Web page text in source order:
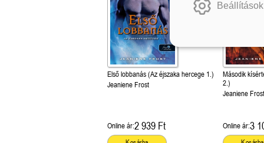
Első lobbanás (Az éjszaka hercege 1.)
Jeaniene Frost
Online ár:2 939 Ft
Második
2.)
Jeaniene Frost
Online ár:3
Beállítások